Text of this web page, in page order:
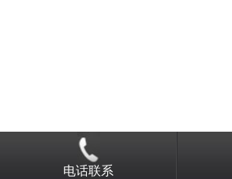
电话联系